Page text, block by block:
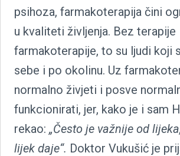
psihoza, farmakoterapija čini
u kvaliteti življenja. Bez terapije
farmakoterapije, to su ljudi koji
sebe i po okolinu. Uz
normalno živjeti i posve
funkcionirati, jer, kako je i sam
rekao:„Često je važnije od
lijek daje“. Doktor Vukušić je